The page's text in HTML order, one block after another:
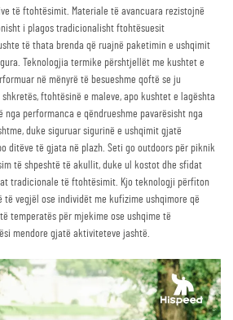
të ftohtësimit. Materiale të avancuara rezistojnë
i plagos tradicionalisht ftohtësuesit
të thata brenda që ruajnë paketimin e ushqimit
Teknologjia termike përshtjellët me kushtet e
në mënyrë të besueshme qoftë se ju
ftohtësinë e maleve, apo kushtet e lagështa
performanca e qëndrueshme pavarësisht nga
duke siguruar sigurinë e ushqimit gjatë
ditëve të gjata në plazh. Seti go outdoors për piknik
të shpeshtë të akullit, duke ul kostot dhe sfidat
tradicionale të ftohtësimit. Kjo teknologji përfiton
vegjël ose individët me kufizime ushqimore që
temperatës për mjekime ose ushqime të
mendore gjatë aktiviteteve jashtë.